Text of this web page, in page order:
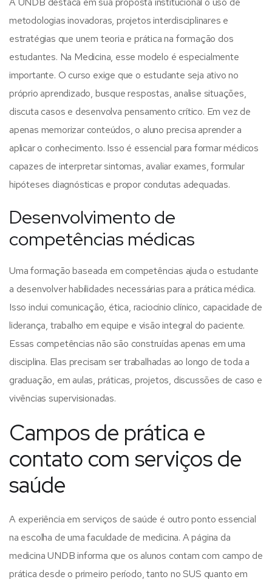
metodologias inovadoras, projetos interdisciplinares e
estratégias que unem teoria e prática na formação dos
estudantes. Na Medicina, esse modelo é especialmente
importante. O curso exige que o estudante seja ativo no
próprio aprendizado, busque respostas, analise situações,
discuta casos e desenvolva pensamento crítico. Em vez de
apenas memorizar conteúdos, o aluno precisa aprender a
aplicar o conhecimento. Isso é essencial para formar médicos
capazes de interpretar sintomas, avaliar exames, formular
hipóteses diagnósticas e propor condutas adequadas.
Desenvolvimento de
competências médicas
Uma formação baseada em competências ajuda o estudante
a desenvolver habilidades necessárias para a prática médica.
Isso inclui comunicação, ética, raciocínio clínico, capacidade de
liderança, trabalho em equipe e visão integral do paciente.
Essas competências não são construídas apenas em uma
disciplina. Elas precisam ser trabalhadas ao longo de toda a
graduação, em aulas, práticas, projetos, discussões de caso e
vivências supervisionadas.
Campos de prática e
contato com serviços de
saúde
A experiência em serviços de saúde é outro ponto essencial
na escolha de uma faculdade de medicina. A página da
medicina UNDB informa que os alunos contam com campo de
prática desde o primeiro período, tanto no SUS quanto em